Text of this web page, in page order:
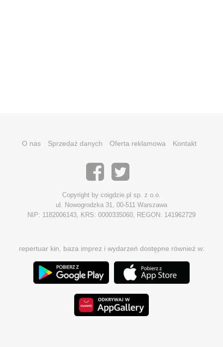
O nas Sprzedaż danych Oferta reklamowa Kontakt
Copyright by coigdzie.pl sp. z o.o.
ul. Nowogrodzka 31, 00-511 Warszawa
NIP: 1182006143, KRS: 0000335060, REGON: 141962729
repertuar kin, baza imprez i wydarzeń dostępne również w: